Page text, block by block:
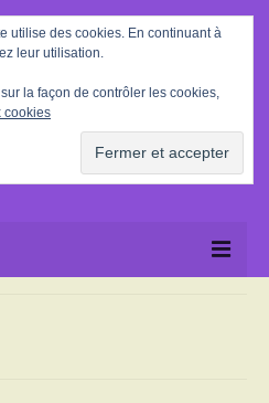
utilise des cookies. En continuant à
leur utilisation.
la façon de contrôler les cookies,
cookies